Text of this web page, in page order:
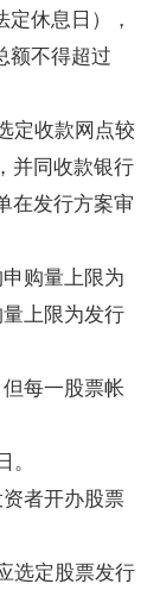
休息日），
额不得超过
收款网点较
并同收款银行
在发行方案审
购量上限为
上限为发行
每一股票帐
者开办股票
定股票发行